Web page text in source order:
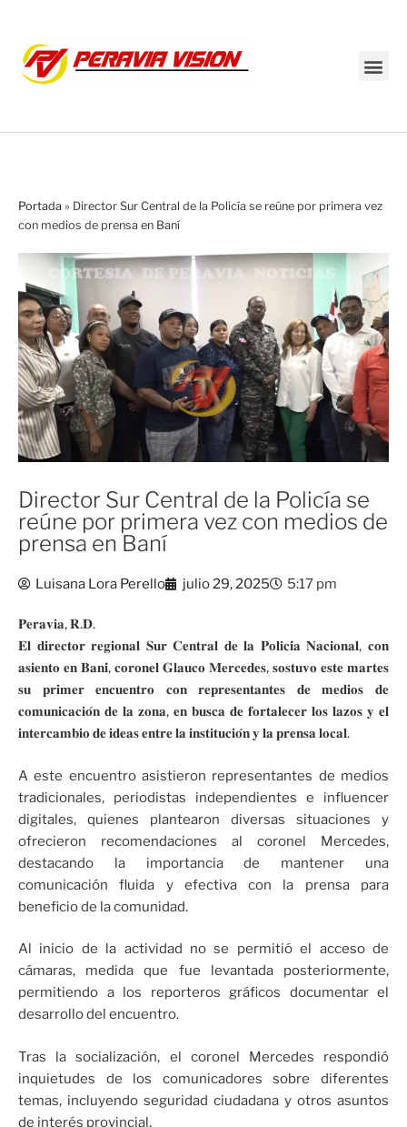
Portada » Director Sur Central de la Policía se reúne por primera vez
con medios de prensa en Baní
Director Sur Central de la Policía se
reúne por primera vez con medios de
prensa en Baní
Luisana Lora Perello julio 29, 2025 5:17 pm
𝐏𝐞𝐫𝐚𝐯𝐢𝐚, 𝐑.𝐃.
𝐄𝐥 𝐝𝐢𝐫𝐞𝐜𝐭𝐨𝐫 𝐫𝐞𝐠𝐢𝐨𝐧𝐚𝐥 𝐒𝐮𝐫 𝐂𝐞𝐧𝐭𝐫𝐚𝐥 𝐝𝐞 𝐥𝐚 𝐏𝐨𝐥𝐢𝐜𝐢́𝐚 𝐍𝐚𝐜𝐢𝐨𝐧𝐚𝐥, 𝐜𝐨𝐧
𝐚𝐬𝐢𝐞𝐧𝐭𝐨 𝐞𝐧 𝐁𝐚𝐧𝐢́, 𝐜𝐨𝐫𝐨𝐧𝐞𝐥 𝐆𝐥𝐚𝐮𝐜𝐨 𝐌𝐞𝐫𝐜𝐞𝐝𝐞𝐬, 𝐬𝐨𝐬𝐭𝐮𝐯𝐨 𝐞𝐬𝐭𝐞 𝐦𝐚𝐫𝐭𝐞𝐬
𝐬𝐮 𝐩𝐫𝐢𝐦𝐞𝐫 𝐞𝐧𝐜𝐮𝐞𝐧𝐭𝐫𝐨 𝐜𝐨𝐧 𝐫𝐞𝐩𝐫𝐞𝐬𝐞𝐧𝐭𝐚𝐧𝐭𝐞𝐬 𝐝𝐞 𝐦𝐞𝐝𝐢𝐨𝐬 𝐝𝐞
𝐜𝐨𝐦𝐮𝐧𝐢𝐜𝐚𝐜𝐢𝐨́𝐧 𝐝𝐞 𝐥𝐚 𝐳𝐨𝐧𝐚, 𝐞𝐧 𝐛𝐮𝐬𝐜𝐚 𝐝𝐞 𝐟𝐨𝐫𝐭𝐚𝐥𝐞𝐜𝐞𝐫 𝐥𝐨𝐬 𝐥𝐚𝐳𝐨𝐬 𝐲 𝐞𝐥
𝐢𝐧𝐭𝐞𝐫𝐜𝐚𝐦𝐛𝐢𝐨 𝐝𝐞 𝐢𝐝𝐞𝐚𝐬 𝐞𝐧𝐭𝐫𝐞 𝐥𝐚 𝐢𝐧𝐬𝐭𝐢𝐭𝐮𝐜𝐢𝐨́𝐧 𝐲 𝐥𝐚 𝐩𝐫𝐞𝐧𝐬𝐚 𝐥𝐨𝐜𝐚𝐥.
A este encuentro asistieron representantes de medios
tradicionales, periodistas independientes e influencer
digitales, quienes plantearon diversas situaciones y
ofrecieron recomendaciones al coronel Mercedes,
destacando la importancia de mantener una
comunicación fluida y efectiva con la prensa para
beneficio de la comunidad.
Al inicio de la actividad no se permitió el acceso de
cámaras, medida que fue levantada posteriormente,
permitiendo a los reporteros gráficos documentar el
desarrollo del encuentro.
Tras la socialización, el coronel Mercedes respondió
inquietudes de los comunicadores sobre diferentes
temas, incluyendo seguridad ciudadana y otros asuntos
de interés provincial.